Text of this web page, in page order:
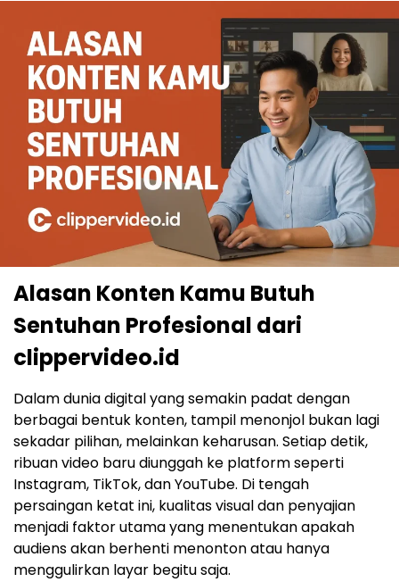
Alasan Konten Kamu Butuh
Sentuhan Profesional dari
clippervideo.id
Dalam dunia digital yang semakin padat dengan
berbagai bentuk konten, tampil menonjol bukan lagi
sekadar pilihan, melainkan keharusan. Setiap detik,
ribuan video baru diunggah ke platform seperti
Instagram, TikTok, dan YouTube. Di tengah
persaingan ketat ini, kualitas visual dan penyajian
menjadi faktor utama yang menentukan apakah
audiens akan berhenti menonton atau hanya
menggulirkan layar begitu saja.